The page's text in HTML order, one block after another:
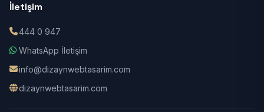
İletişim
444 0 947
WhatsApp İletişim
info@dizaynwebtasarim.com
dizaynwebtasarim.com